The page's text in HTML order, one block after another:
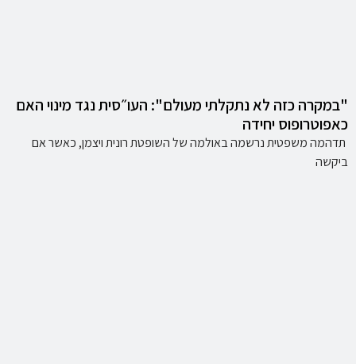
"במקרה כזה לא נתקלתי מעולם": העו״סית נגד מינוי האם
כאפוטרופוס יחידה
תדהמה משפטית נרשמה באולמה של השופטת רונית ויצמן, כאשר אם
ביקשה